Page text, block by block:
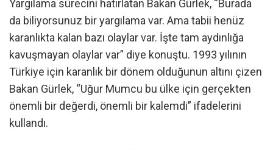
Yargılama sürecini hatırlatan Bakan Gürlek, “Burada
da biliyorsunuz bir yargılama var. Ama tabii henüz
karanlıkta kalan bazı olaylar var. İşte tam aydınlığa
kavuşmayan olaylar var” diye konuştu. 1993 yılının
Türkiye için karanlık bir dönem olduğunun altını çizen
Bakan Gürlek, “Uğur Mumcu bu ülke için gerçekten
önemli bir değerdi, önemli bir kalemdi” ifadelerini
kullandı.